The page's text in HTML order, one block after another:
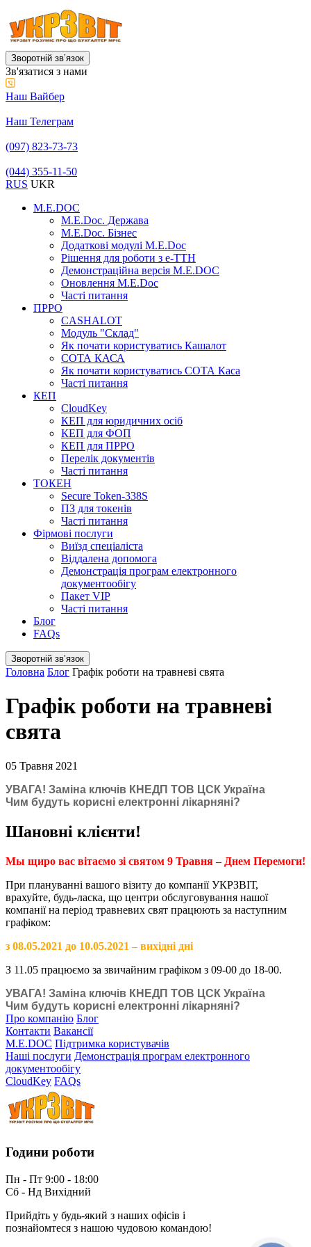
Зворотній звʼязок
Зв'язатися з нами
Наш Вайбер
Наш Телеграм
(097) 823-73-73
(044) 355-11-50
RUS UKR
M.E.DOC
M.E.Doc. Держава
M.E.Doc. Бізнес
Додаткові модулі M.E.Doc
Рішення для роботи з е-ТТН
Демонстраційна версія M.E.DOC
Оновлення M.E.Doc
Часті питання
ПРРО
CASHALOT
Модуль "Склад"
Як почати користуватись Кашалот
СОТА КАСА
Як почати користуватись СОТА Каса
Часті питання
КЕП
CloudKey
КЕП для юридичних осіб
КЕП для ФОП
КЕП для ПРРО
Перелік документів
Часті питання
ТОКЕН
Secure Token-338S
ПЗ для токенів
Часті питання
Фірмові послуги
Виїзд спеціаліста
Віддалена допомога
Демонстрація програм електронного
документообігу
Пакет VIP
Часті питання
Блог
FAQs
Зворотній звʼязок
Головна Блог Графік роботи на травневі свята
Графік роботи на травневі
свята
05 Травня 2021
УВАГА! Заміна ключів КНЕДП ТОВ ЦСК Україна
Чим будуть корисні електронні лікарняні?
Шановні клієнти!
Мы щиро вас вітаємо зі святом 9 Травня – Днем Перемоги!
При плануванні вашого візиту до компанії УКРЗВІТ,
врахуйте, будь-ласка, що центри обслуговування нашої
компанії на період травневих свят працюють за наступним
графіком:
з 08.05.2021 до 10.05.2021 – вихідні дні
З 11.05 працюємо за звичайним графіком з 09-00 до 18-00.
УВАГА! Заміна ключів КНЕДП ТОВ ЦСК Україна
Чим будуть корисні електронні лікарняні?
Про компанію Блог
Контакти Вакансії
M.E.DOC Підтримка користувачів
Наші послуги Демонстрація програм електронного
документообігу
CloudKey FAQs
Години роботи
Пн - Пт 9:00 - 18:00
Сб - Нд Вихідний
Прийдіть у будь-який з наших офісів і
познайомтеся з нашою чудовою командою!